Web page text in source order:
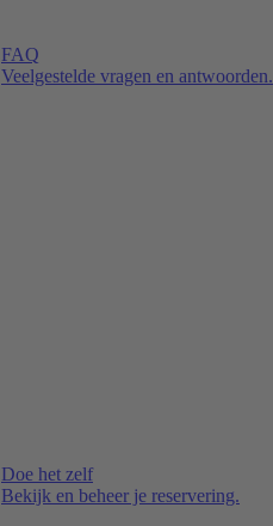
FAQ
Veelgestelde vragen en antwoorden.
Doe het zelf
Bekijk en beheer je reservering.